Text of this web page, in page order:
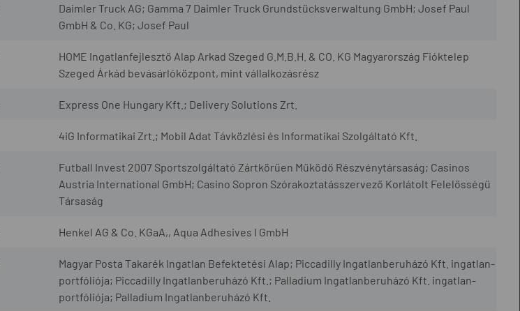
Daimler Truck AG; Gamma 7 Daimler Truck Grundstücksverwaltung GmbH; Josef Paul
GmbH & Co. KG; Josef Paul
HOME Ingatlanfejlesztő Alap Arkad Szeged G.M.B.H. & CO. KG Magyarország Fióktelep
Szeged Árkád bevásárlóközpont, mint vállalkozásrész
Express One Hungary Kft.; Delivery Solutions Zrt.
4iG Informatikai Zrt.; Mobil Adat Távközlési és Informatikai Szolgáltató Kft.
Futball Invest 2007 Sportszolgáltató Zártkörűen Működő Részvénytársaság; Casinos
Austria International GmbH; Casino Sopron Szórakoztatásszervező Korlátolt Felelősségű
Társaság
Henkel AG & Co. KGaA,, Aqua Adhesives I GmbH
Magyar Posta Takarék Ingatlan Befektetési Alap; Piccadilly Ingatlanberuházó Kft. ingatlan-
portfóliója; Piccadilly Ingatlanberuházó Kft.; Palladium Ingatlanberuházó Kft. ingatlan-
portfóliója; Palladium Ingatlanberuházó Kft.